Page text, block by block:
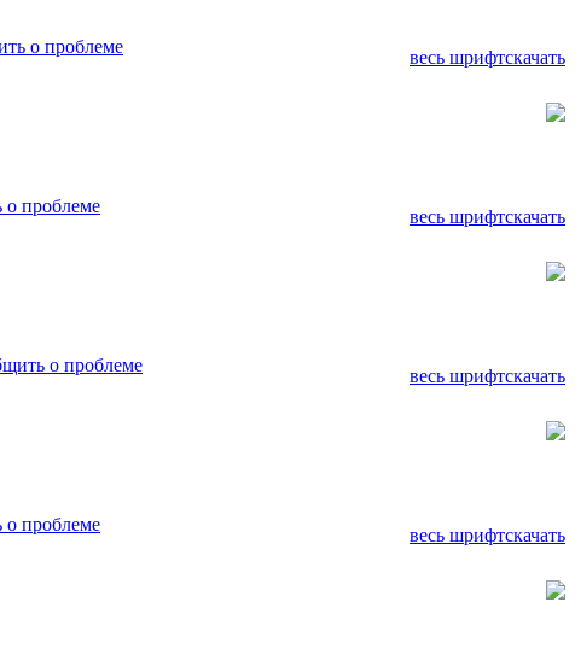
о проблеме
весь шрифтскачать
проблеме
весь шрифтскачать
о проблеме
весь шрифтскачать
проблеме
весь шрифтскачать